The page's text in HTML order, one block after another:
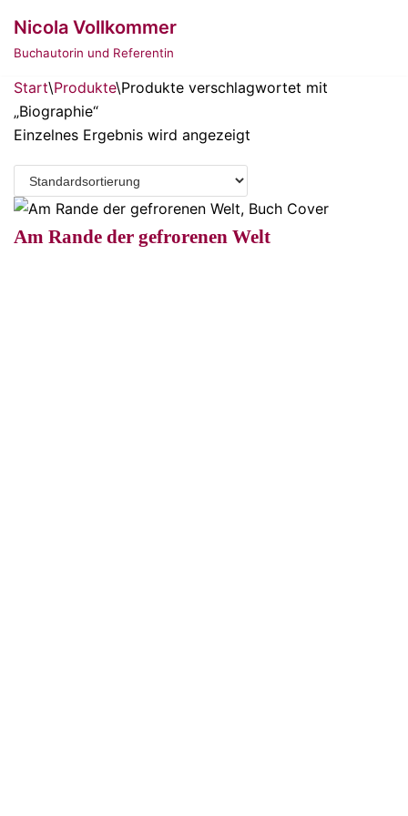
Zum
Inhalt
Nicola Vollkommer
Buchautorin und Referentin
Start\Produkte\Produkte verschlagwortet mit
„Biographie“
Einzelnes Ergebnis wird angezeigt
Am Rande der gefrorenen Welt